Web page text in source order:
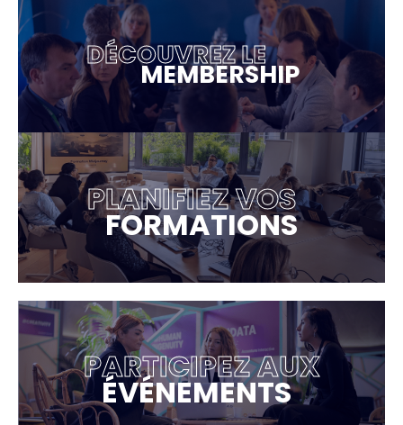
DÉCOUVREZ LE
MEMBERSHIP
PLANIFIEZ VOS
FORMATIONS
PARTICIPEZ AUX
ÉVÉNEMENTS